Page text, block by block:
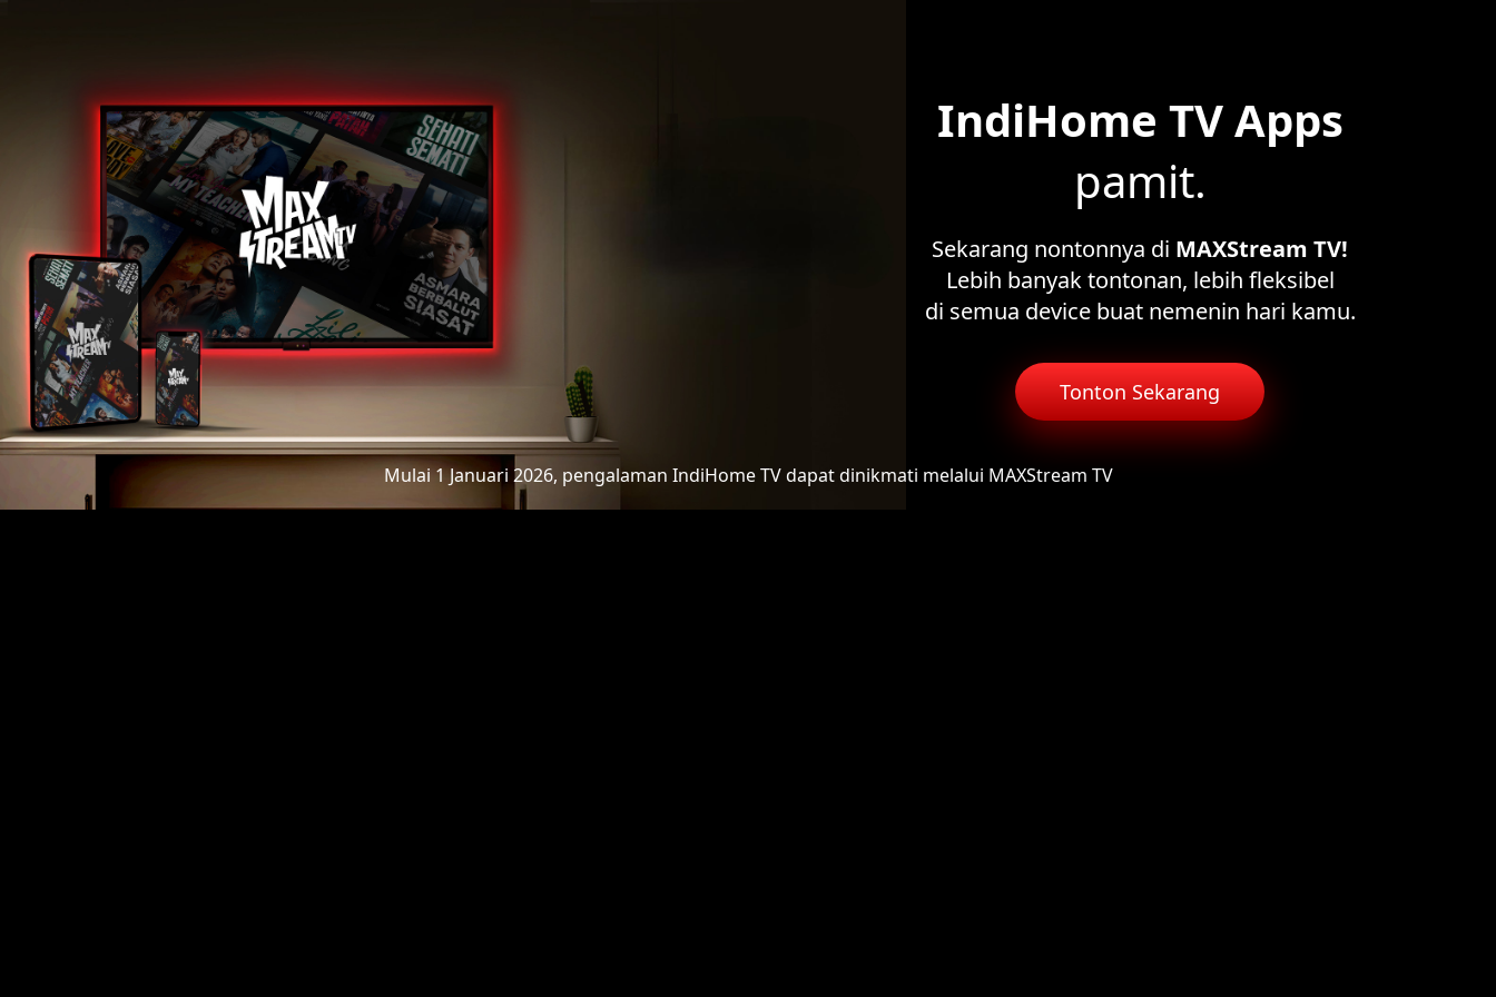
IndiHome TV Apps
pamit.
Sekarang nontonnya di MAXStream TV!
Lebih banyak tontonan, lebih fleksibel
di semua device buat nemenin hari kamu.
Tonton Sekarang
Mulai 1 Januari 2026, pengalaman IndiHome TVdapat dinikmati melalui MAXStream TV